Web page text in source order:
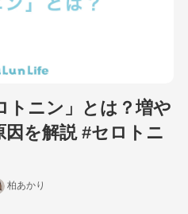
トニン」とは？増や
を解説 #セロトニ
柏あかり